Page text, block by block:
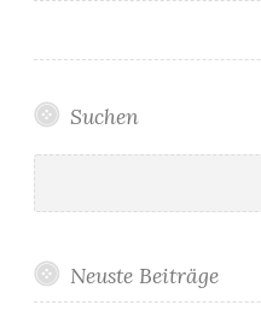
Suchen
Neuste Beiträge